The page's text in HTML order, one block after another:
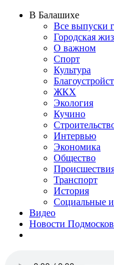
В Балашихе
Все выпуски
Городская
О важном
Спорт
Культура
ЖКХ
Экология
Кучино
Интервью
Экономика
Общество
Транспорт
История
Социальные
Видео
Новости